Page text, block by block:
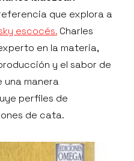
que explora a
escocés. Charles
en la materia,
y el sabor de
una manera
perfiles de
de cata.